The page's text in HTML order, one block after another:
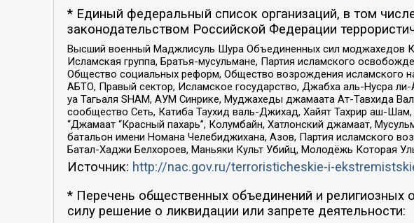
* Единый федеральный список организаций, в том
законодательством Российской Федерации
Высший военный Маджлисуль Шура Объединенных сил моджахедов
Исламская группа, Братья-мусульмане, Партия исламского
Общество социальных реформ, Общество возрождения
АБТО, Правый сектор, Исламское государство, Джабха аль-Нусра
уа Тагьаля SHAM, АУМ Синрике, Муджахеды джамаата Ат-Тавхида
сообщество Сеть, Катиба Таухид валь-Джихад, Хайят Тахрир аш-
“Джамаат “Красный пахарь”, Колумбайн, Хатлонский джамаат,
батальон имени Номана Челебиджихана, Азов, Партия исламского
Батал-Хаджи Белхороев, Маньяки Культ Убийц, Молодёжь Которая
Источник: http://nac.gov.ru/terroristicheskie-i-
* Перечень общественных объединений и религиозных
силу решение о ликвидации или запрете деятельности: